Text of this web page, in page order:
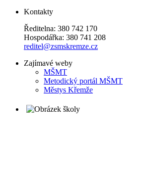
Kontakty
Ředitelna: 380 742 170
Hospodářka: 380 741 208
reditel@zsmskremze.cz
Zajímavé weby
MŠMT
Metodický portál MŠMT
Městys Křemže